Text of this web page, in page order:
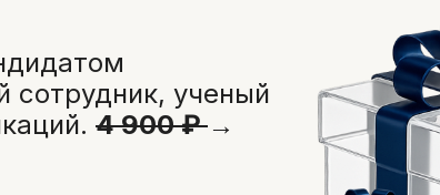
сотрудник, ученый
4 900 ₽→